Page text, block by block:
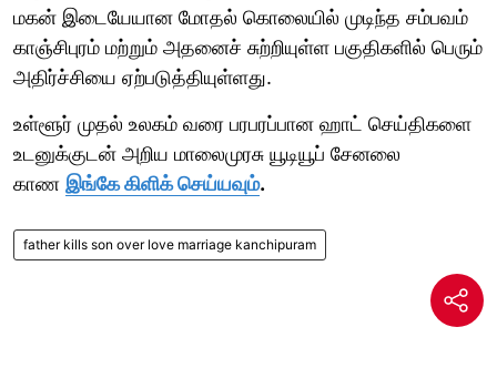
மகன் இடையேயான மோதல் கொலையில் முடிந்த சம்பவம்
காஞ்சிபுரம் மற்றும் அதனைச் சுற்றியுள்ள பகுதிகளில் பெரும்
அதிர்ச்சியை ஏற்படுத்தியுள்ளது.
உள்ளூர் முதல் உலகம் வரை பரபரப்பான ஹாட் செய்திகளை
உடனுக்குடன் அறிய மாலைமுரசு யூடியூப் சேனலை
காண இங்கே கிளிக் செய்யவும்.
father kills son over love marriage kanchipuram